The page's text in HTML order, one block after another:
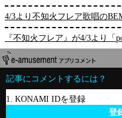
4/3より不知火フレア歌唱の
『不知火フレア』が4/3より「
記事にコメントするには？
1. KONAMI IDを登録
登